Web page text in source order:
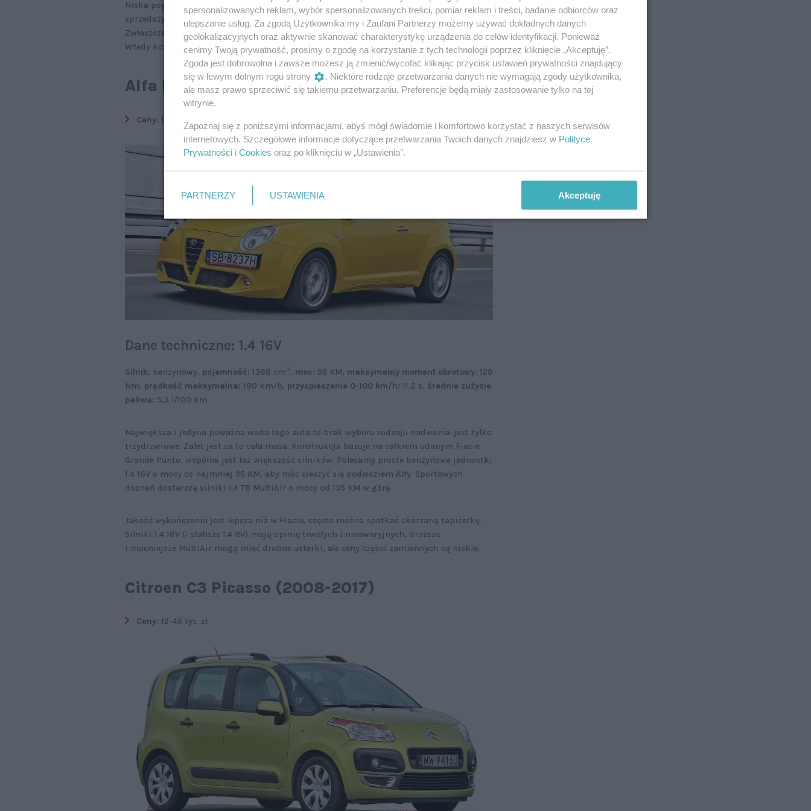
Niska popularność modelu, który jako nowy próbował skusić klientów w salonach
sprzedaży, nie musi przekładać się na brak zainteresowania nim na rynku wtórnym.
Zwłaszcza gdy auto jest spokrewnione technicznie z dużo popularniejszym bliźniakiem.
Wtedy koszty eksploatacji mogą być na sensownym poziomie.
Alfa Romeo MiTo (2008-2018)
Ceny: 11-40 tys. zł
Dane techniczne: 1.4 16V
Silnik: benzynowy, pojemność: 1368 cm3, moc: 95 KM, maksymalny moment obrotowy: 129
Nm, prędkość maksymalna: 180 km/h, przyspieszenie 0-100 km/h: 11,2 s, średnie zużycie
paliwa: 5,3 l/100 km
Największa i jedyna poważna wada tego auta to brak wyboru rodzaju nadwozia: jest tylko
trzydrzwiowe. Zalet jest za to cała masa. Konstrukcja bazuje na całkiem udanym Fiacie
Grande Punto, wspólna jest też większość silników. Polecamy proste benzynowe jednostki
1.4 16V o mocy co najmniej 95 KM, aby móc cieszyć się podwoziem Alfy. Sportowych
doznań dostarczą silniki 1.4 TB MultiAir o mocy od 135 KM w górę.
Jakość wykończenia jest lepsza niż w Fiacie, często można spotkać skórzaną tapicerkę.
Silniki 1.4 16V (i słabsze 1.4 8V) mają opinię trwałych i nieawaryjnych, droższe
i mocniejsze MultiAir mogą mieć drobne usterki, ale ceny części zamiennych są niskie.
Citroen C3 Picasso (2008-2017)
Ceny: 12-45 tys. zł
spersonalizowanych reklam, wybór spersonalizowanych treści, pomiar reklam i treści, badanie odbiorców oraz
ulepszanie usług. Za zgodą Użytkownika my i Zaufani Partnerzy możemy używać dokładnych danych
geolokalizacyjnych oraz aktywnie skanować charakterystykę urządzenia do celów identyfikacji. Ponieważ
cenimy Twoją prywatność, prosimy o zgodę na korzystanie z tych technologii poprzez kliknięcie „Akceptuję”.
Zgoda jest dobrowolna i zawsze możesz ją zmienić/wycofać klikając przycisk ustawień prywatności znajdujący
się w lewym dolnym rogu strony
. Niektóre rodzaje przetwarzania danych nie wymagają zgody użytkownika,
ale masz prawo sprzeciwić się takiemu przetwarzaniu. Preferencje będą miały zastosowanie tylko na tej
witrynie.
Zapoznaj się z poniższymi informacjami, abyś mógł świadomie i komfortowo korzystać z naszych serwisów
internetowych. Szczegółowe informacje dotyczące przetwarzania Twoich danych znajdziesz w Polityce
Prywatności i Cookies oraz po kliknięciu w „Ustawienia”.
PARTNERZY USTAWIENIA Akceptuję